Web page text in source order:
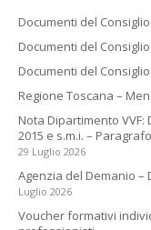
Documenti del
Documenti del
Documenti del
Regione Toscana –
Nota Dipartimento
2015 e s.m.i. –
29 Luglio 2026
Agenzia del Demanio –
Luglio 2026
Voucher formativi